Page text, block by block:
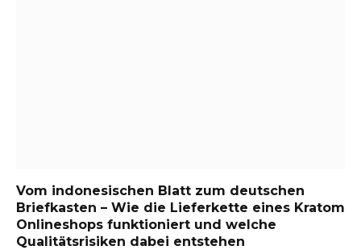
Vom indonesischen Blatt zum deutschen
Briefkasten – Wie die Lieferkette eines Kratom
Onlineshops funktioniert und welche
Qualitätsrisiken dabei entstehen